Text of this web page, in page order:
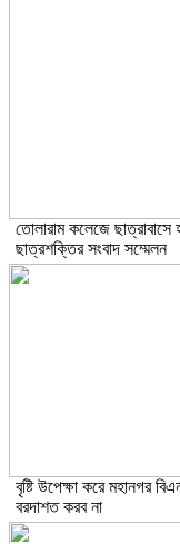
তোলারাম কলেজে
ছাত্রশক্তির সংবাদ সম্মেলন
বৃষ্টি উপেক্ষা করে মহানগর
বরদাশত করব না